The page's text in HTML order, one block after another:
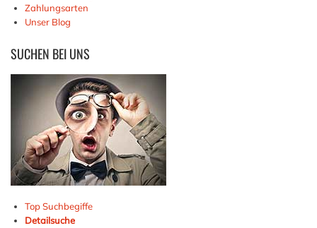
Zahlungsarten
Unser Blog
SUCHEN BEI UNS
Top Suchbegiffe
Detailsuche